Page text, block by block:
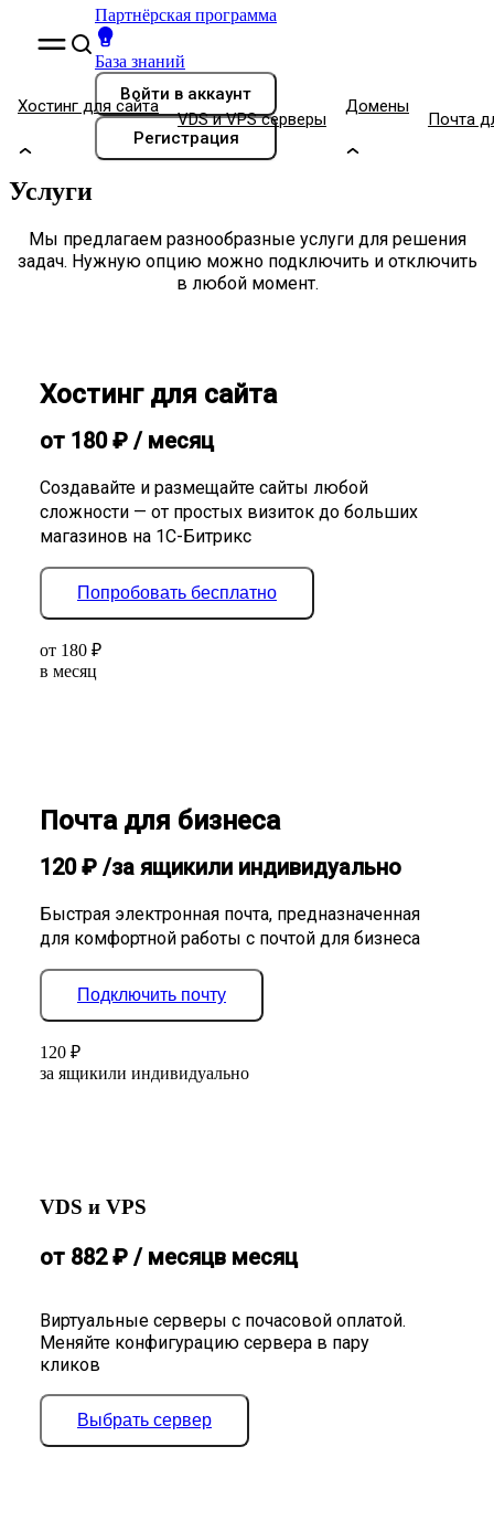
Партнёрская программа
База знаний
Войти в аккаунт
Регистрация
Хостинг для сайта
VDS и VPS серверы
Домены
Почта
Услуги
Мы предлагаем разнообразные услуги для решения
задач. Нужную опцию можно подключить и отключить
в любой момент.
Хостинг для сайта
от 180₽ / месяц
Создавайте и размещайте сайты любой
сложности — от простых визиток до больших
магазинов на 1С-Битрикс
Попробовать бесплатно
от 180 ₽
в месяц
Почта для бизнеса
120₽ /за ящикили индивидуально
Быстрая электронная почта, предназначенная
для комфортной работы с почтой для бизнеса
Подключить почту
120 ₽
за ящикили индивидуально
VDS и VPS
Виртуальные серверы с почасовой оплатой.
Меняйте конфигурацию сервера в пару
кликов
от 882₽ / месяцв месяц
Выбрать сервер